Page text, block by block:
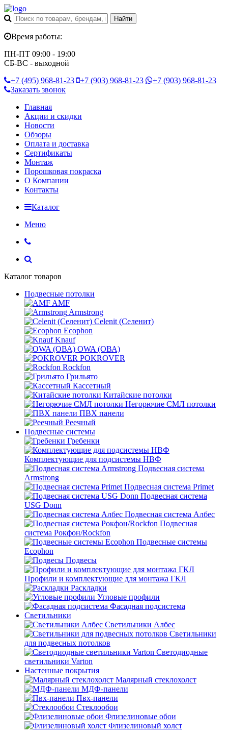
Время работы:
ПН-ПТ 09:00 - 19:00
СБ-ВС - выходной
+7 (495) 968-81-23 +7 (903) 968-81-23 +7 (903) 968-81-23
Заказать звонок
Главная
Акции и скидки
Новости
Обзоры
Оплата и доставка
Сертификаты
Монтаж
Порошковая покраска
О Компании
Контакты
Каталог
Меню
Каталог товаров
Подвесные потолки
AMF
Armstrong
Celenit (Селенит)
Ecophon
Knauf
OWA (ОВА)
POKROVER
Rockfon
Грильято
Кассетный
Китайские потолки
Негорючие СМЛ потолки
ПВХ панели
Реечный
Подвесные системы
Гребенки
Комплектующие для подсистемы НВФ
Подвесная система
Armstrong
Подвесная система Primet
Подвесная система
USG Donn
Подвесная система Албес
Подвесная
система Рокфон/Rockfon
Подвесные системы
Ecophon
Подвесы
Профили и комплектующие для монтажа ГКЛ
Раскладки
Угловые профили
Фасадная подсистема
Светильники
Светильники Албес
Светильники
для подвесных потолков
Светодиодные
светильники Varton
Настенные покрытия
Малярный стеклохолст
МДФ-панели
Пвх-панели
Стеклообои
Флизелиновые обои
Флизелиновый холст